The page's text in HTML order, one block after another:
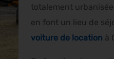
totalement
en font un lieu de
voiture de location à